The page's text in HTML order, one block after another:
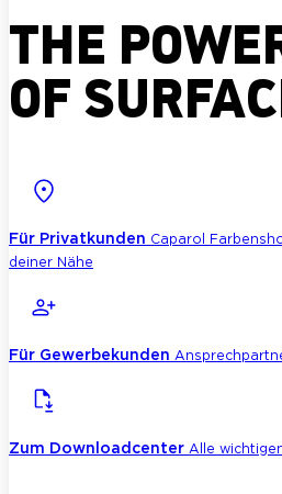
THE
OF
Für Privatkunden Caparol
deiner Nähe
Für Gewerbekunden
Zum Downloadcenter Alle